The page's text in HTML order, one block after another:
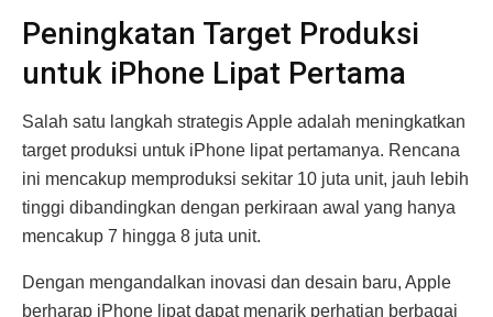
Peningkatan Target Produksi
untuk iPhone Lipat Pertama
Salah satu langkah strategis Apple adalah meningkatkan
target produksi untuk iPhone lipat pertamanya. Rencana
ini mencakup memproduksi sekitar 10 juta unit, jauh lebih
tinggi dibandingkan dengan perkiraan awal yang hanya
mencakup 7 hingga 8 juta unit.
Dengan mengandalkan inovasi dan desain baru, Apple
berharap iPhone lipat dapat menarik perhatian berbagai